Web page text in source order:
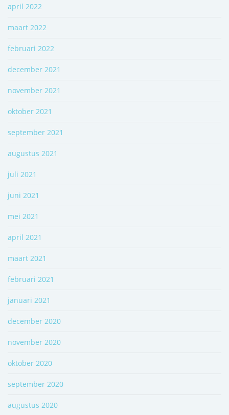
april 2022
maart 2022
februari 2022
december 2021
november 2021
oktober 2021
september 2021
augustus 2021
juli 2021
juni 2021
mei 2021
april 2021
maart 2021
februari 2021
januari 2021
december 2020
november 2020
oktober 2020
september 2020
augustus 2020